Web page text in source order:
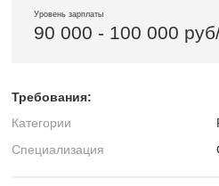
Уровень зарплаты
90 000 - 100 000
Требования:
Категории
Специализация